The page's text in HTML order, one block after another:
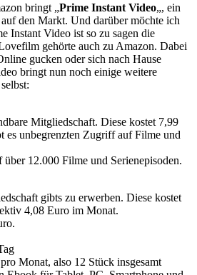
bringt „Prime Instant Video„, ein
den Markt. Und darüber möchte ich
Instant Video ist so zu sagen die
gehörte auch zu Amazon. Dabei
gucken oder sich nach Hause
bringt nun noch einige weitere
Mitgliedschaft. Diese kostet 7,99
es unbegrenzten Zugriff auf Filme und
12.000 Filme und Serienepisoden.
gibts zu erwerben. Diese kostet
4,08 Euro im Monat.
Monat, also 12 Stück insgesamt